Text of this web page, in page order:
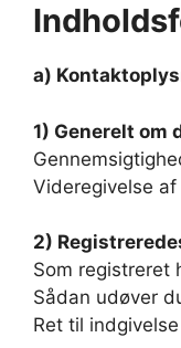
a)
1) Generelt om
Videregivelse
2)
Som registreret
Sådan udøver
Ret til